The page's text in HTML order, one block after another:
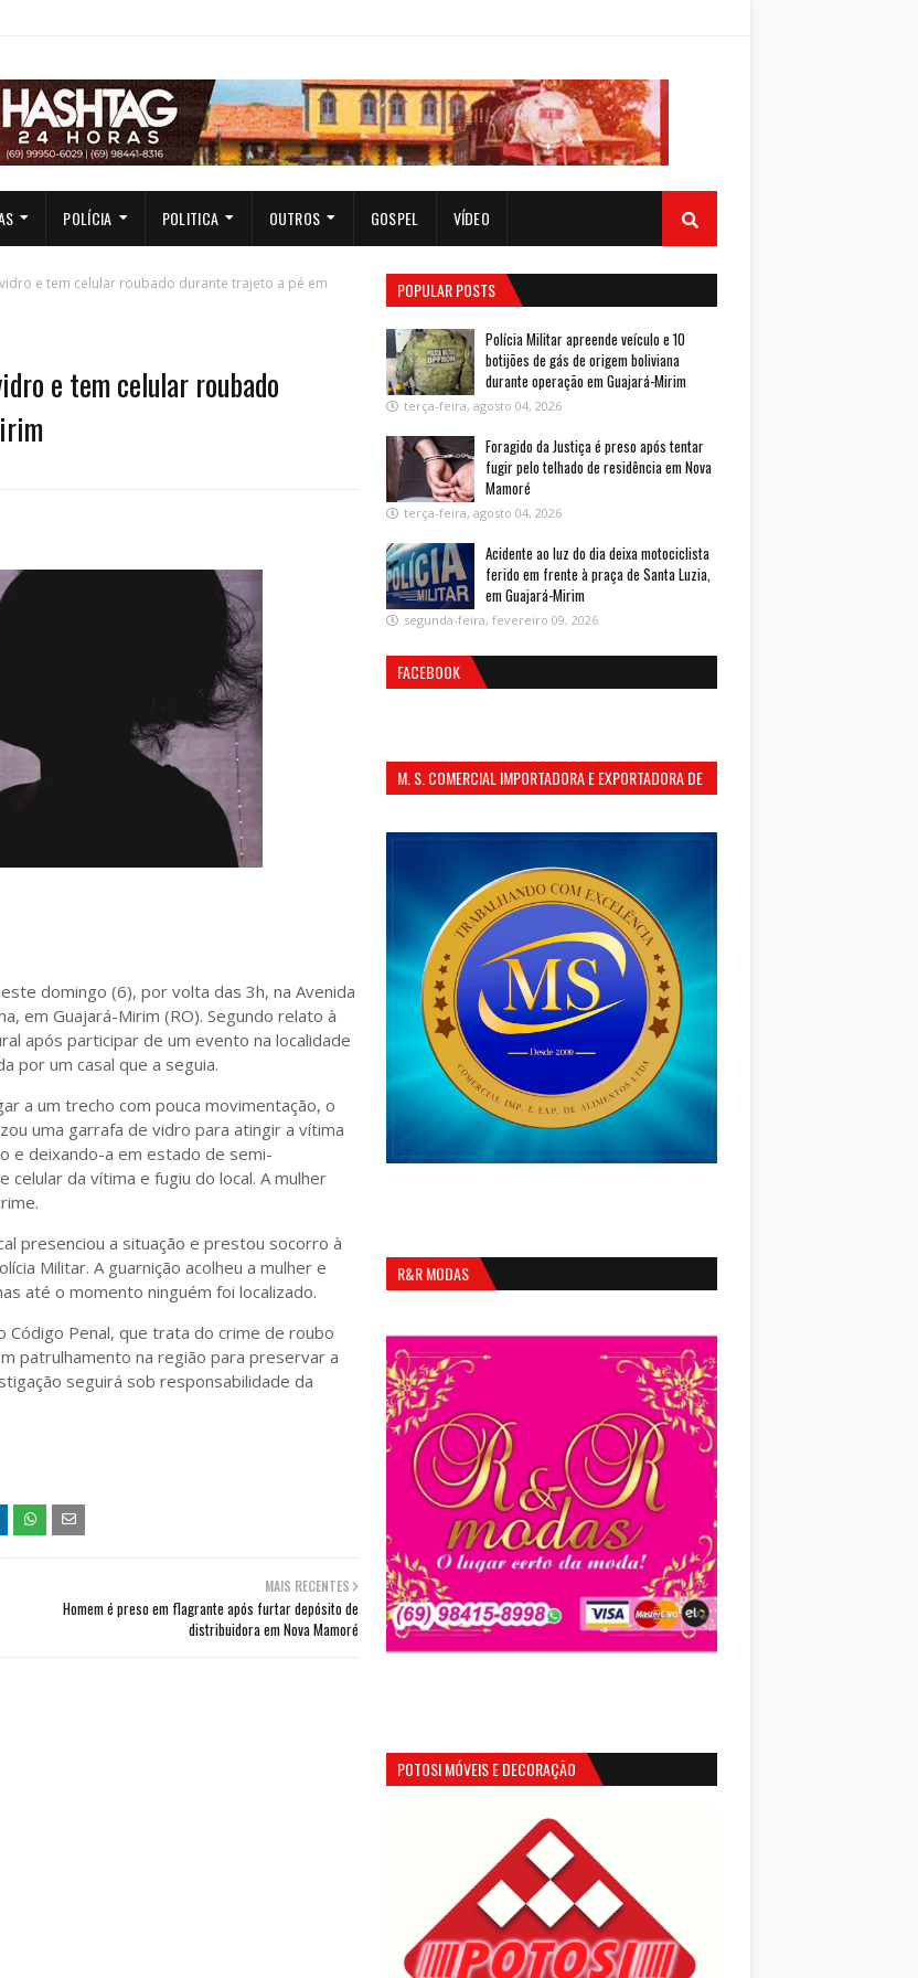
POLÍCIA POLITICA OUTROS GOSPEL VÍDEO
e tem celular roubado durante trajeto a pé em
e tem celular roubado
domingo (6), por volta das 3h, na Avenida
em Guajará-Mirim (RO). Segundo relato à
após participar de um evento na localidade
por um casal que a seguia.
a um trecho com pouca movimentação, o
uma garrafa de vidro para atingir a vítima
e deixando-a em estado de semi-
celular da vítima e fugiu do local. A mulher
presenciou a situação e prestou socorro à
Militar. A guarnição acolheu a mulher e
até o momento ninguém foi localizado.
Penal, que trata do crime de roubo
patrulhamento na região para preservar a
seguirá sob responsabilidade da
MAIS RECENTES
Homem é preso em flagrante após furtar depósito de
distribuidora em Nova Mamoré
POPULAR POSTS
Polícia Militar apreende veículo e 10
botijões de gás de origem boliviana
durante operação em Guajará-Mirim
terça-feira, agosto 04, 2026
Foragido da Justiça é preso após tentar
fugir pelo telhado de residência em Nova
Mamoré
terça-feira, agosto 04, 2026
Acidente ao luz do dia deixa motociclista
ferido em frente à praça de Santa Luzia,
em Guajará-Mirim
segunda-feira, fevereiro 09, 2026
FACEBOOK
M. S. COMERCIAL IMPORTADORA E EXPORTADORA DE
R&R MODAS
POTOSI MÓVEIS E DECORAÇÃO